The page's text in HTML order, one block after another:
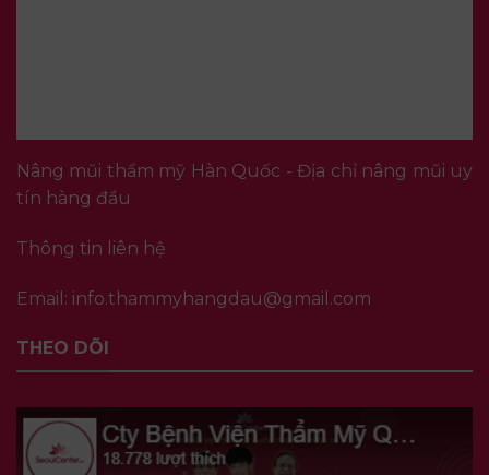
Nâng mũi thẩm mỹ Hàn Quốc - Địa chỉ nâng mũi uy
tín hàng đầu
Thông tin liên hệ
Email: info.thammyhangdau@gmail.com
THEO DÕI